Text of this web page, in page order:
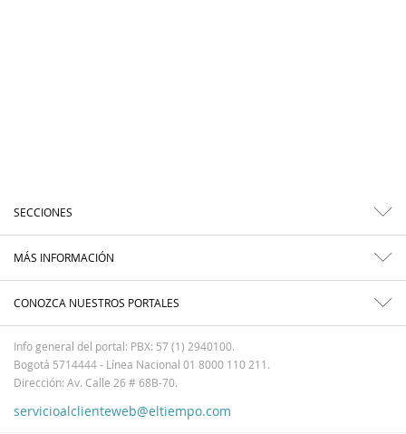
SECCIONES
MÁS INFORMACIÓN
CONOZCA NUESTROS PORTALES
Info general del portal: PBX: 57 (1) 2940100.
Bogotá 5714444 - Línea Nacional 01 8000 110 211.
Dirección: Av. Calle 26 # 68B-70.
servicioalclienteweb@eltiempo.com